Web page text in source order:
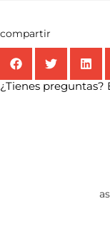
compartir
¿Tienes preguntas?